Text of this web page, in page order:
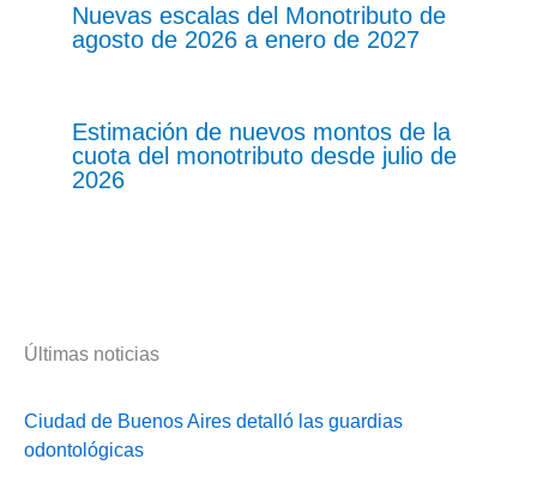
Nuevas escalas del Monotributo de
agosto de 2026 a enero de 2027
Estimación de nuevos montos de la
cuota del monotributo desde julio de
2026
Últimas noticias
Ciudad de Buenos Aires detalló las guardias
odontológicas